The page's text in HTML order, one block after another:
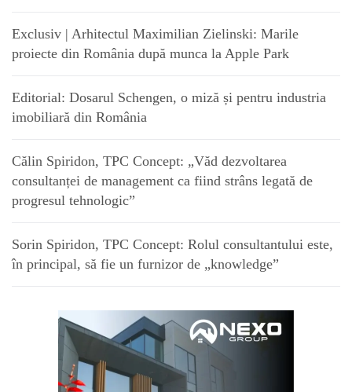
Exclusiv | Arhitectul Maximilian Zielinski: Marile
proiecte din România după munca la Apple Park
Editorial: Dosarul Schengen, o miză și pentru industria
imobiliară din România
Călin Spiridon, TPC Concept: „Văd dezvoltarea
consultanței de management ca fiind strâns legată de
progresul tehnologic”
Sorin Spiridon, TPC Concept: Rolul consultantului este,
în principal, să fie un furnizor de „knowledge”